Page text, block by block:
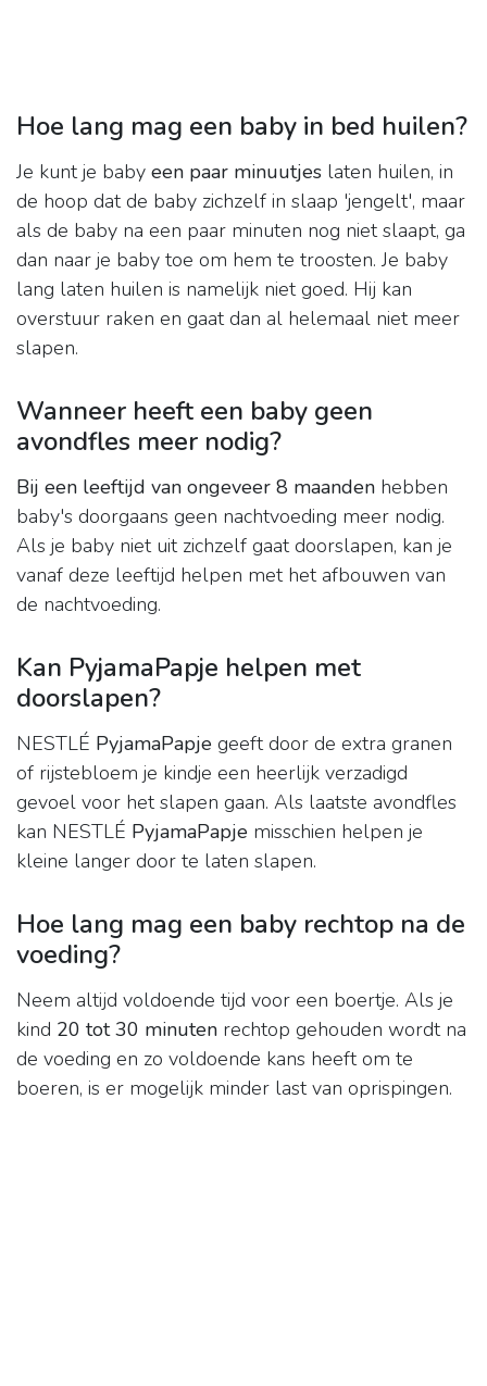
Hoe lang mag een baby in bed huilen?
Je kunt je baby een paar minuutjes laten huilen, in
de hoop dat de baby zichzelf in slaap 'jengelt', maar
als de baby na een paar minuten nog niet slaapt, ga
dan naar je baby toe om hem te troosten. Je baby
lang laten huilen is namelijk niet goed. Hij kan
overstuur raken en gaat dan al helemaal niet meer
slapen.
Wanneer heeft een baby geen
avondfles meer nodig?
Bij een leeftijd van ongeveer 8 maanden hebben
baby's doorgaans geen nachtvoeding meer nodig.
Als je baby niet uit zichzelf gaat doorslapen, kan je
vanaf deze leeftijd helpen met het afbouwen van
de nachtvoeding.
Kan PyjamaPapje helpen met
doorslapen?
NESTLÉ PyjamaPapje geeft door de extra granen
of rijstebloem je kindje een heerlijk verzadigd
gevoel voor het slapen gaan. Als laatste avondfles
kan NESTLÉ PyjamaPapje misschien helpen je
kleine langer door te laten slapen.
Hoe lang mag een baby rechtop na de
voeding?
Neem altijd voldoende tijd voor een boertje. Als je
kind 20 tot 30 minuten rechtop gehouden wordt na
de voeding en zo voldoende kans heeft om te
boeren, is er mogelijk minder last van oprispingen.